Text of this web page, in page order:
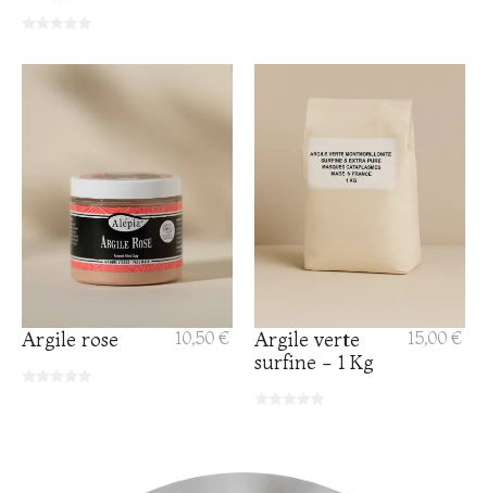
Argile rose 10,50 €
Argile verte
surfine - 1 Kg
15,00 €